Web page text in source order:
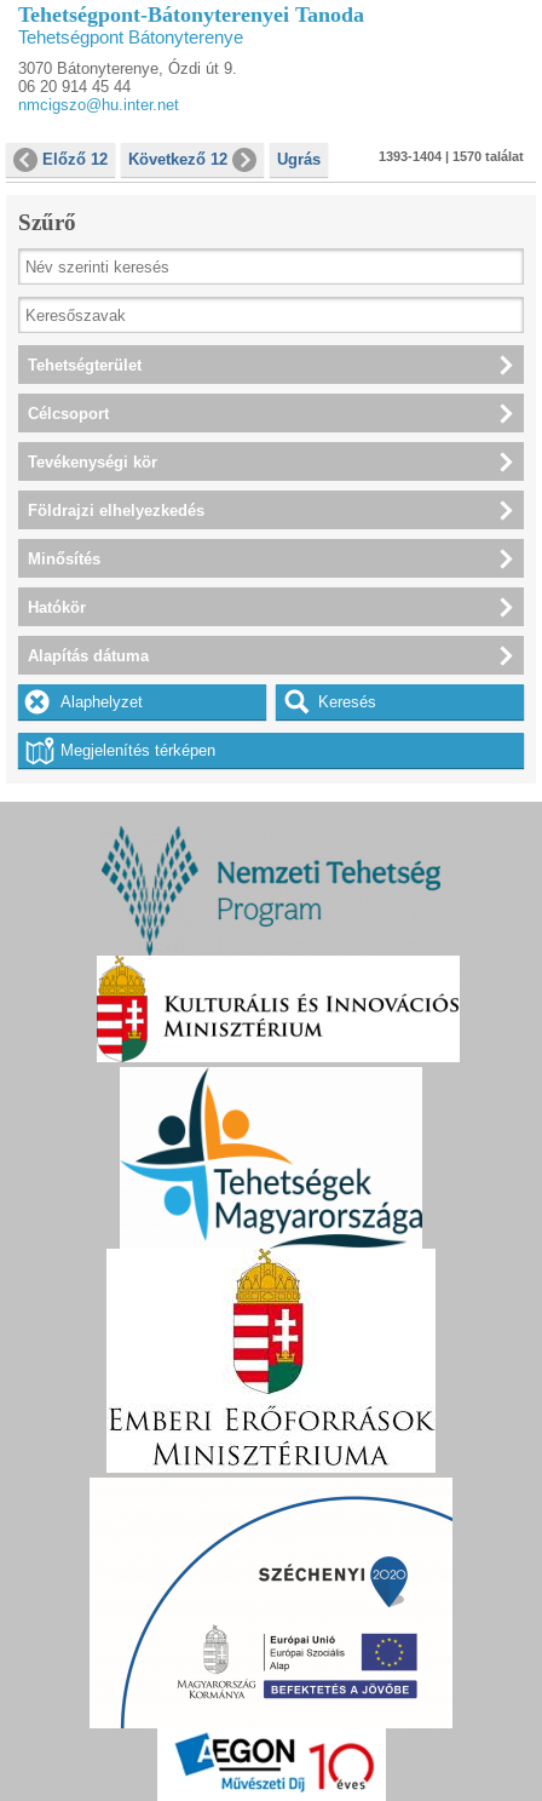
Tehetségpont-Bátonyterenyei Tanoda
Tehetségpont Bátonyterenye
3070 Bátonyterenye, Ózdi út 9.
06 20 914 45 44
nmcigszo@hu.inter.net
Előző 12 Következő 12 Ugrás 1393-1404 | 1570 találat
Szűrő
Tehetségterület
Célcsoport
Tevékenységi kör
Földrajzi elhelyezkedés
Minősítés
Hatókör
Alapítás dátuma